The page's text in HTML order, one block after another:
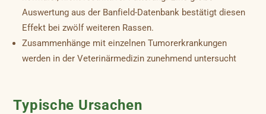
Auswertung aus der Banfield-Datenbank bestätigt diesen
Effekt bei zwölf weiteren Rassen.
Zusammenhänge mit einzelnen Tumorerkrankungen
werden in der Veterinärmedizin zunehmend untersucht
Typische Ursachen